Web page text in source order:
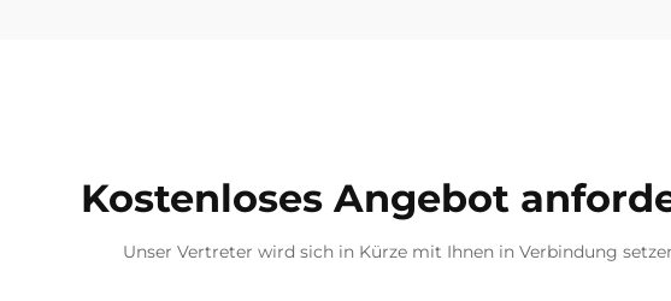
Kostenloses Angebot
Unser Vertreter wird sich in Kürze mit Ihnen in Verbindung